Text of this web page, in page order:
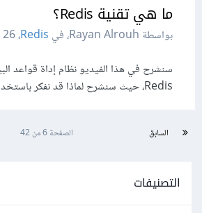
ما هي تقنية Redis؟
بواسطة Rayan Alrouh، في Redis،26 أغسطس 2022
سنشرح في هذا الفيديو نظام إداة قواعد
Redis، حيث سنشرح لماذا قد نفكر باستخدام قواعد بيانات...
السابق الصفحة 6 من 42
التصنيفات